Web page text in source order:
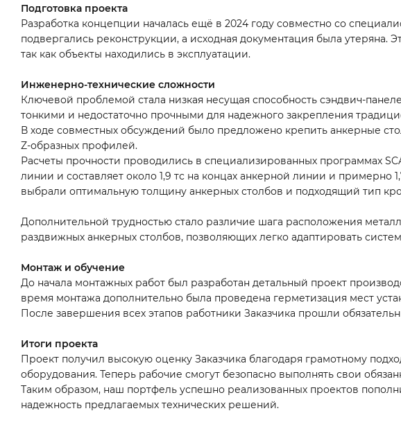
Подготовка проекта
Разработка концепции началась ещё в 2024 году совместно со
подвергались реконструкции, а исходная документация была
так как объекты находились в эксплуатации.
Инженерно-технические сложности
Ключевой проблемой стала низкая несущая способность сэндвич-
тонкими и недостаточно прочными для надежного закрепления
В ходе совместных обсуждений было предложено крепить анкерные
Z-образных профилей.
Расчеты прочности проводились в специализированных программах
линии и составляет около 1,9 тс на концах анкерной линии и примерно
выбрали оптимальную толщину анкерных столбов и подходящий тип
Дополнительной трудностью стало различие шага расположения
раздвижных анкерных столбов, позволяющих легко адаптировать
Монтаж и обучение
До начала монтажных работ был разработан детальный проект
время монтажа дополнительно была проведена герметизация мест
После завершения всех этапов работники Заказчика прошли
Итоги проекта
Проект получил высокую оценку Заказчика благодаря грамотному
оборудования. Теперь рабочие смогут безопасно выполнять свои
Таким образом, наш портфель успешно реализованных проектов
надежность предлагаемых технических решений.